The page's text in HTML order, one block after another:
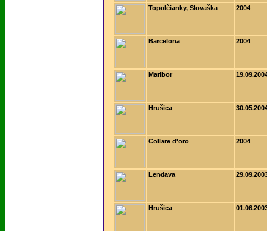
Topolèianky, Slovaška 2004
Barcelona 2004
Maribor
Hrušica
Collare d'oro 2004
Lendava
Hrušica